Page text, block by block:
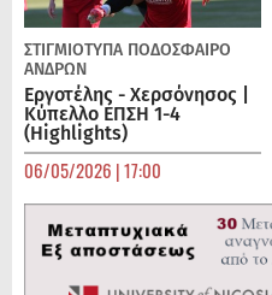
ΣΤΙΓΜΙΟΤΥΠΑ ΠΟΔΌΣΦΑΙΡΟ
ΑΝΔΡΏΝ
Εργοτέλης - Χερσόνησος |
Κύπελλο ΕΠΣΗ 1-4
(Highlights)
06/05/2026 | 17:00